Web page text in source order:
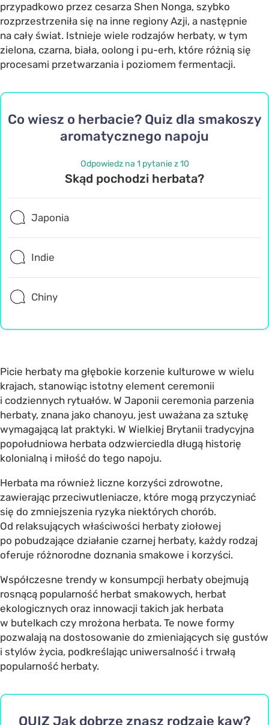
przypadkowo przez cesarza Shen Nonga, szybko
rozprzestrzeniła się na inne regiony Azji, a następnie
na cały świat. Istnieje wiele rodzajów herbaty, w tym
zielona, czarna, biała, oolong i pu-erh, które różnią się
procesami przetwarzania i poziomem fermentacji.
Co wiesz o herbacie? Quiz dla smakoszy
aromatycznego napoju
Odpowiedz na 1 pytanie z 10
Skąd pochodzi herbata?
Japonia
Indie
Chiny
Picie herbaty ma głębokie korzenie kulturowe w wielu
krajach, stanowiąc istotny element ceremonii
i codziennych rytuałów. W Japonii ceremonia parzenia
herbaty, znana jako chanoyu, jest uważana za sztukę
wymagającą lat praktyki. W Wielkiej Brytanii tradycyjna
popołudniowa herbata odzwierciedla długą historię
kolonialną i miłość do tego napoju.
Herbata ma również liczne korzyści zdrowotne,
zawierając przeciwutleniacze, które mogą przyczyniać
się do zmniejszenia ryzyka niektórych chorób.
Od relaksujących właściwości herbaty ziołowej
po pobudzające działanie czarnej herbaty, każdy rodzaj
oferuje różnorodne doznania smakowe i korzyści.
Współczesne trendy w konsumpcji herbaty obejmują
rosnącą popularność herbat smakowych, herbat
ekologicznych oraz innowacji takich jak herbata
w butelkach czy mrożona herbata. Te nowe formy
pozwalają na dostosowanie do zmieniających się gustów
i stylów życia, podkreślając uniwersalność i trwałą
popularność herbaty.
QUIZ Jak dobrze znasz rodzaje kaw?